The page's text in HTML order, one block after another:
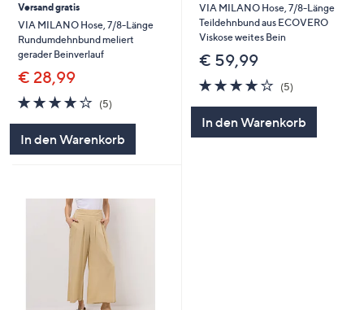
Versand gratis
VIA MILANO Hose, 7/8-Länge
Rundumdehnbund meliert
gerader Beinverlauf
€ 28,99
4.0
von
(5)5
In den Warenkorb
VIA MILANO Hose, 7/8-Länge
Teildehnbund aus ECOVERO
Viskose weites Bein
€ 59,99
4.0
von
(5)5
In den Warenkorb